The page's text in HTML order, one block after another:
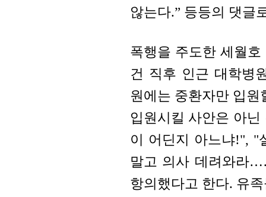
않는다.” 등등의 댓글
폭행을 주도한 세월
건 직후 인근 대학병
원에는 중환자만 입
입원시킬 사안은 아
이 어딘지 아느냐!", "
말고 의사 데려와라
항의했다고 한다. 유